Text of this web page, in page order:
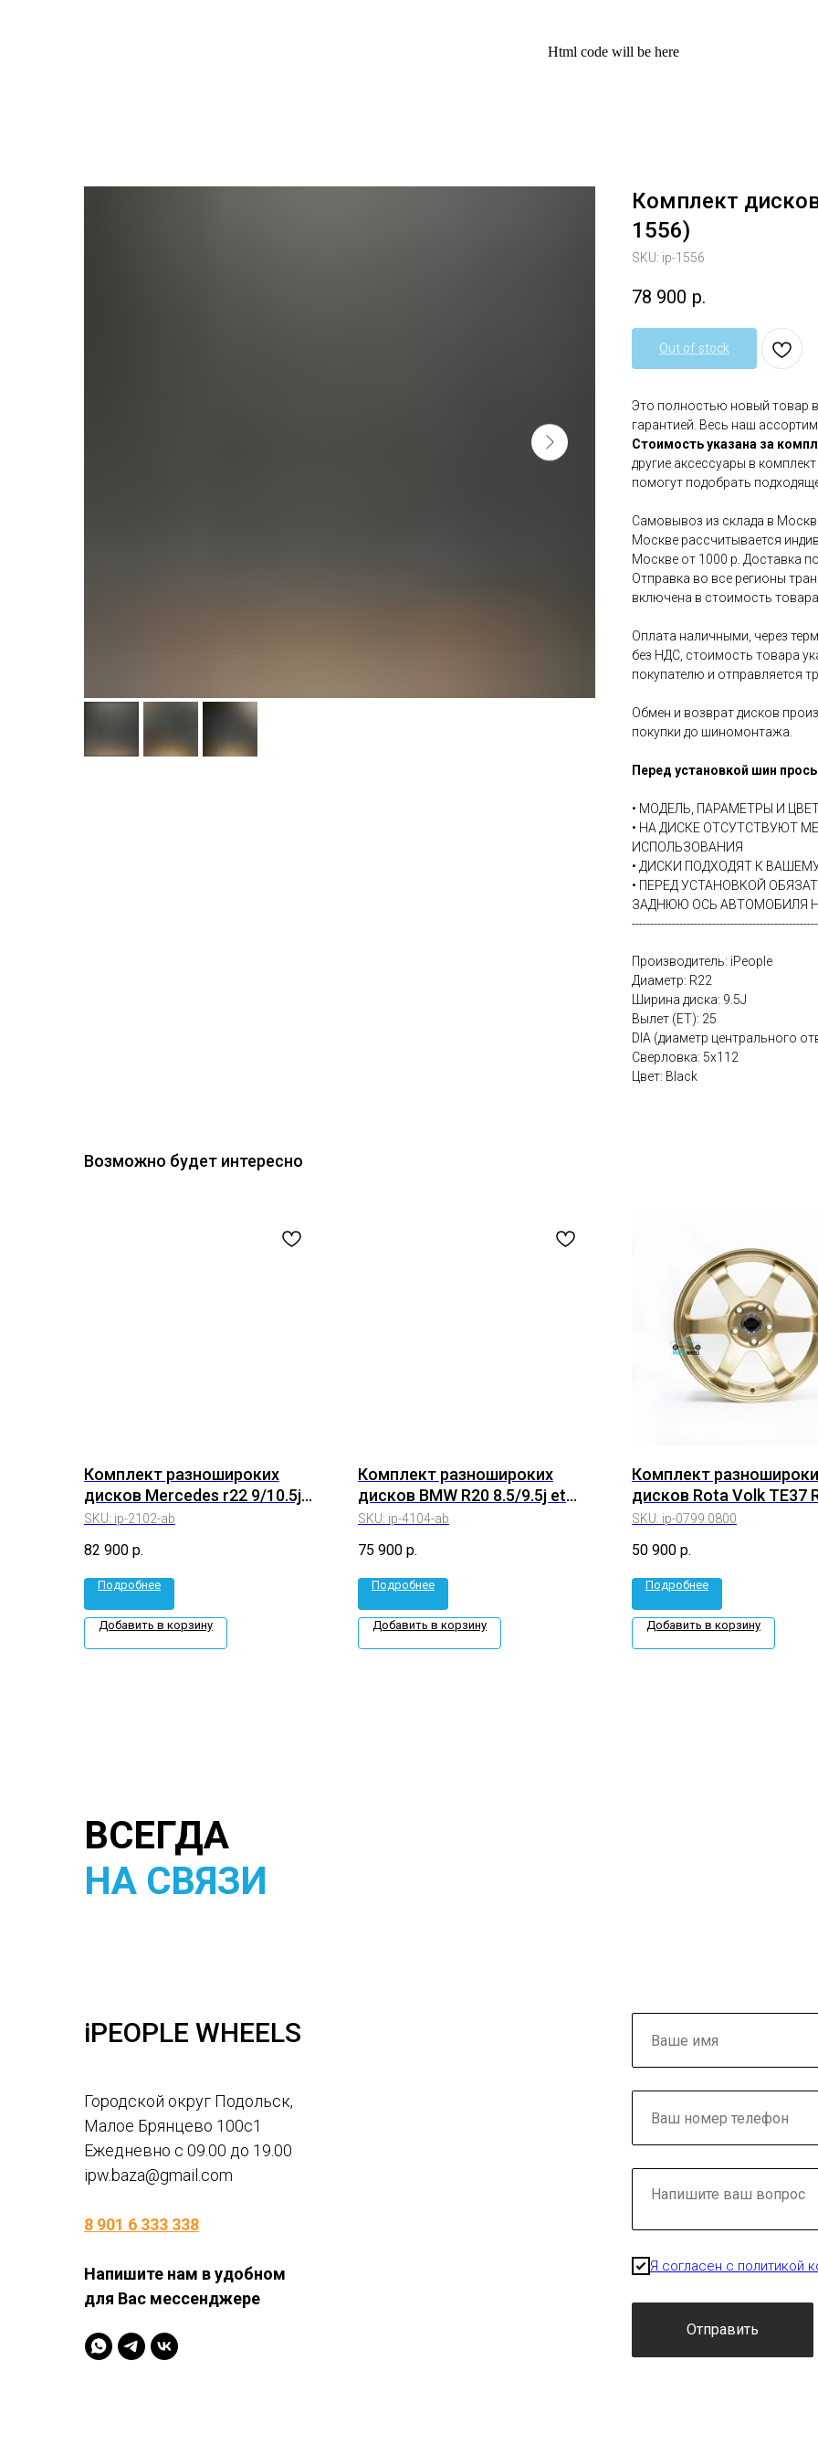
Html code will be here
Комплект
1556)
SKU: ip-1556
78 900 р.
Out of stock
Это полностью новый товар
гарантией. Весь наш
Стоимость указана за
другие аксессуары в
помогут подобрать
Самовывоз из склада в
Москве рассчитывается
Москве от 1000 р. Доставка
Отправка во все регионы
включена в стоимость
Оплата наличными, через
без НДС, стоимость товара
покупателю и отправляется
Обмен и возврат дисков
покупки до шиномонтажа.
Перед установкой шин
• МОДЕЛЬ, ПАРАМЕТРЫ И
• НА ДИСКЕ ОТСУТСТВУЮТ
ИСПОЛЬЗОВАНИЯ
• ДИСКИ ПОДХОДЯТ К
• ПЕРЕД УСТАНОВКОЙ
ЗАДНЮЮ ОСЬ АВТОМОБИЛЯ
Производитель: iPeople
Диаметр: R22
Ширина диска: 9.5J
Вылет (ET): 25
DIA (диаметр центрального
Сверловка: 5х112
Цвет: Black
Возможно будет интересно
Комплект разношироких
дисков Mercedes r22 9/10.5j
ET+35/38 5*112 (ip-2102-ab)
SKU: ip-2102-ab
82 900 р.
Подробнее
Добавить в корзину
Комплект разношироких
дисков BMW R20 8.5/9.5j et
35/40 5*120 (ip-4104-ab)
SKU: ip-4104-ab
75 900 р.
Подробнее
Добавить в корзину
Комплект
дисков Rota Volk TE37
8/9j 30/25 5*114,3 (ip-
SKU: ip-0799.0800
50 900 р.
Подробнее
Добавить в корзину
ВСЕГДА
НА СВЯЗИ
iPEOPLE WHEELS
Городской округ Подольск,
Малое Брянцево 100с1
Ежедневно с 09.00 до 19.00
ipw.baza@gmail.com
8 901 6 333 338
Напишите нам в удобном
для Вас мессенджере
Я согласен с политикой
Отправить